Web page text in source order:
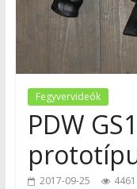
Fegyvervideók
PDW
2017-09-25